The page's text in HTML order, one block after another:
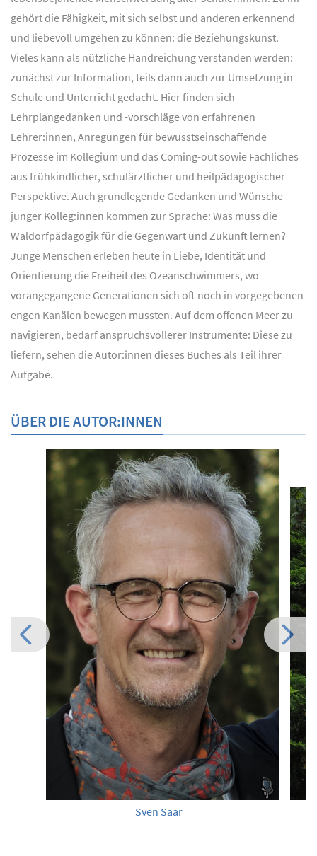
gehört die Fähigkeit, mit sich selbst und anderen erkennend
und liebevoll umgehen zu können: die Beziehungskunst.
Vieles kann als nützliche Handreichung verstanden werden:
zunächst zur Information, teils dann auch zur Umsetzung in
Schule und Unterricht gedacht. Hier finden sich
Lehrplangedanken und -vorschläge von erfahrenen
Lehrer:innen, Anregungen für bewusstseinschaffende
Prozesse im Kollegium und das Coming-out sowie Fachliches
aus frühkindlicher, schulärztlicher und heilpädagogischer
Perspektive. Auch grundlegende Gedanken und Wünsche
junger Kolleg:innen kommen zur Sprache: Was muss die
Waldorfpädagogik für die Gegenwart und Zukunft lernen?
Junge Menschen erleben heute in Liebe, Identität und
Orientierung die Freiheit des Ozeanschwimmers, wo
vorangegangene Generationen sich oft noch in vorgegebenen
engen Kanälen bewegen mussten. Auf dem offenen Meer zu
navigieren, bedarf anspruchsvollerer Instrumente: Diese zu
liefern, sehen die Autor:innen dieses Buches als Teil ihrer
Aufgabe.
ÜBER DIE AUTOR:INNEN
Sven Saar